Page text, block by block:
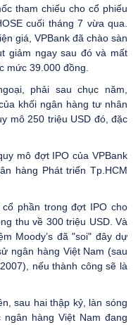
tham chiếu cho cổ phiếu
cuối tháng 7 vừa qua.
giá, VPBank đã chào sàn
giảm ngay sau đó và mất
mức 39.000 đồng.
phải sau chục năm,
khối ngân hàng tư nhân
mô 250 triệu USD đó, đặc
mô đợt IPO của VPBank
hàng Phát triển Tp.HCM
phần trong đợt IPO cho
thu về 300 triệu USD. Và
Moody’s đã "soi" đây dự
ngân hàng Việt Nam (sau
nếu thành công sẽ là
sau hai thập kỷ, làn sóng
hàng Việt Nam đang